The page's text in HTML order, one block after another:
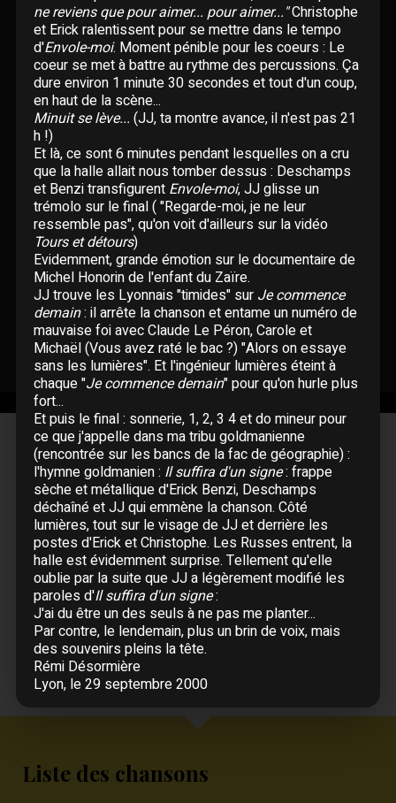
Reprises
ÉCRITS
Interviews
Livres
BLOG
RG ROBERT GOLDMAN
PG PIERRE GOLDMAN
J&MJJG & MOI
QUI EST ?
Musiciens
Guitare :Michael Jones
Basse :Claude Le Péron
Claviers :Jacky Mascarel
Batterie :Christophe Deschamps
Saxophone :Christophe Nègre
Liste des chansons
ne reviens que pour aimer... pour aimer..."Christophe
et Erick ralentissent pour se mettre dans le tempo
d'Envole-moi. Moment pénible pour les coeurs : Le
coeur se met à battre au rythme des percussions. Ça
dure environ 1 minute 30 secondes et tout d'un coup,
en haut de la scène...
Minuit se lève... (JJ, ta montre avance, il n'est pas 21
h !)
Et là, ce sont 6 minutes pendant lesquelles on a cru
que la halle allait nous tomber dessus : Deschamps
et Benzi transfigurent Envole-moi, JJ glisse un
trémolo sur le final ( "Regarde-moi, je ne leur
ressemble pas", qu'on voit d'ailleurs sur la vidéo
Tours et détours)
Evidemment, grande émotion sur le documentaire de
Michel Honorin de l'enfant du Zaïre.
JJ trouve les Lyonnais "timides" sur Je commence
demain: il arrête la chanson et entame un numéro de
mauvaise foi avec Claude Le Péron, Carole et
Michaël (Vous avez raté le bac ?) "Alors on essaye
sans les lumières". Et l'ingénieur lumières éteint à
chaque "Je commence demain" pour qu'on hurle plus
fort...
Et puis le final : sonnerie, 1, 2, 3 4 et do mineur pour
ce que j'appelle dans ma tribu goldmanienne
(rencontrée sur les bancs de la fac de géographie) :
l'hymne goldmanien : Il suffira d'un signe: frappe
sèche et métallique d'Erick Benzi, Deschamps
déchaîné et JJ qui emmène la chanson. Côté
lumières, tout sur le visage de JJ et derrière les
postes d'Erick et Christophe. Les Russes entrent, la
halle est évidemment surprise. Tellement qu'elle
oublie par la suite que JJ a légèrement modifié les
paroles d'Il suffira d'un signe:
J'ai du être un des seuls à ne pas me planter...
Par contre, le lendemain, plus un brin de voix, mais
des souvenirs pleins la tête.
Rémi Désormière
Lyon, le 29 septembre 2000